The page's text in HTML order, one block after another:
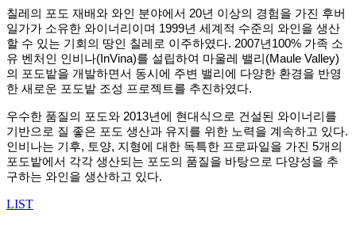
칠레의 포도 재배와 와인 분야에서 20년 이상의 경험을 가진 후버
일가가 소유한 와이너리이며 1999년 세계적 수준의 와인을 생산
할 수 있는 기회의 땅인 칠레로 이주하였다. 2007년100% 가족 소
유 벤처인 인비나(InVina)를 설립하여 마울레 밸리(Maule Valley)
의 포도밭을 개발하면서 동시에 주변 밸리에 다양한 환경을 반영
한 새로운 포도밭 조성 프로젝트를 추진하였다.
우수한 품질의 포도와 2013년에 현대식으로 건설된 와이너리를
기반으로 질 좋은 포도 생산과 유지를 위한 노력을 계속하고 있다.
인비나는 기후, 토양, 지형에 대한 독특한 프로파일을 가진 5개의
포도밭에서 각각 생산되는 포도의 품질을 바탕으로 다양성을 추
구하는 와인을 생산하고 있다.
LIST